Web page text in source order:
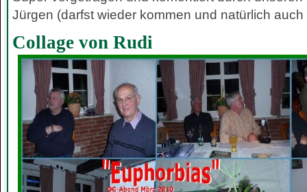
Jürgen (darfst wieder kommen und natürlich
Collage von Rudi